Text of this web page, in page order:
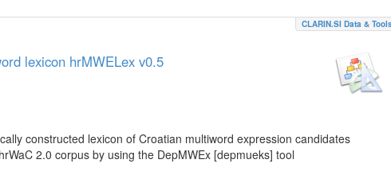
CLARIN.SI Data &
lexicon hrMWELex v0.5
constructed lexicon of Croatian multiword expression candidates
2.0 corpus by using the DepMWEx [depmueks] tool